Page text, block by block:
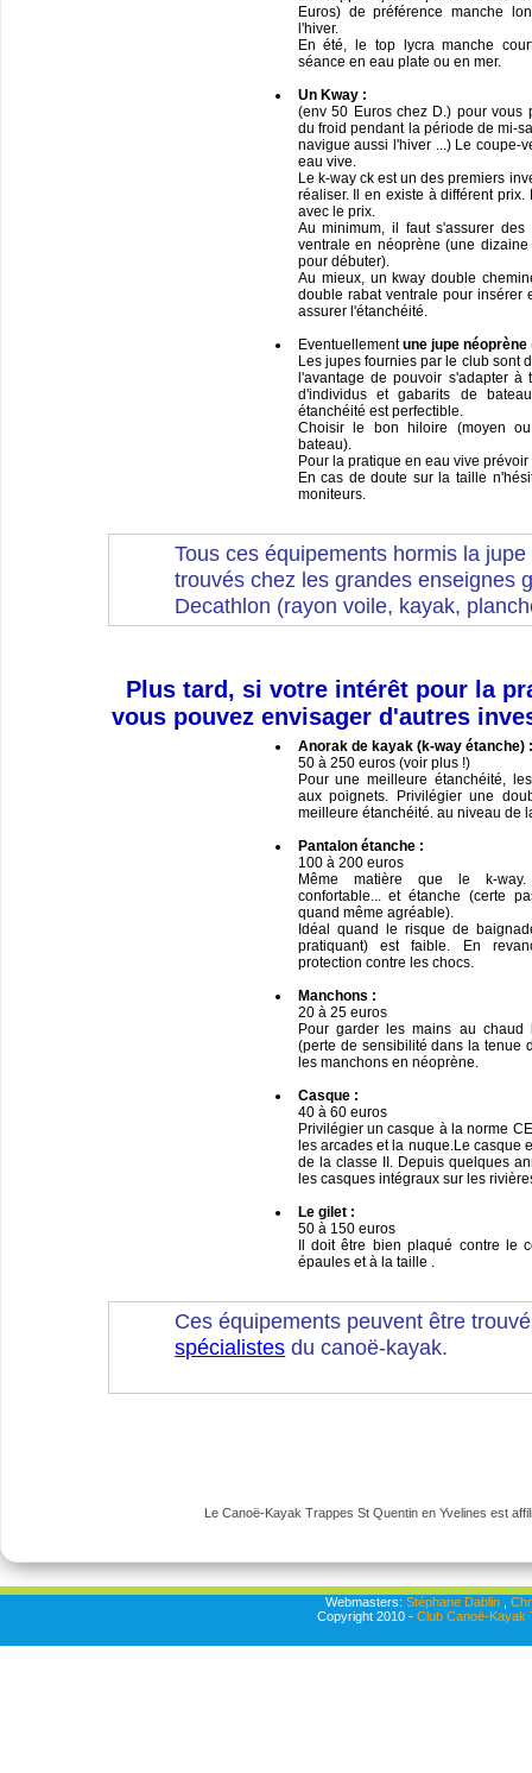
Euros) de préférence manche
l'hiver.
En été, le top lycra manche
séance en eau plate ou en mer.
Un Kway :
(env 50 Euros chez D.) pour vous
du froid pendant la période de mi-
navigue aussi l'hiver ...) Le coupe-
eau vive.
Le k-way ck est un des premiers
réaliser. Il en existe à différent
avec le prix.
Au minimum, il faut s'assurer
ventrale en néoprène (une
pour débuter).
Au mieux, un kway double
double rabat ventrale pour insérer
assurer l'étanchéité.
Eventuellementune jupe néoprène
Les jupes fournies par le club sont
l'avantage de pouvoir s'adapter à
d'individus et gabarits de
étanchéité est perfectible.
Choisir le bon hiloire (moyen
bateau).
Pour la pratique en eau vive
En cas de doute sur la taille
moniteurs.
Tous ces équipements hormis la
trouvés chez les grandes enseignes
Decathlon (rayon voile, kayak,
Plus tard, si votre intérêt pour la
vous pouvez envisager d'autres
Anorak de kayak (k-way étanche) :
50 à 250 euros (voir plus !)
Pour une meilleure étanchéité,
aux poignets. Privilégier une
meilleure étanchéité. au niveau de
Pantalon étanche :
100 à 200 euros
Même matière que le k-
confortable... et étanche (certe
quand même agréable).
Idéal quand le risque de
pratiquant) est faible. En
protection contre les chocs.
Manchons :
20 à 25 euros
Pour garder les mains au chaud
(perte de sensibilité dans la tenue
les manchons en néoprène.
Casque :
40 à 60 euros
Privilégier un casque à la norme
les arcades et la nuque.Le casque
de la classe II. Depuis quelques
les casques intégraux sur les
Le gilet :
50 à 150 euros
Il doit être bien plaqué contre le
épaules et à la taille .
Ces équipements peuvent être
spécialistes du canoë-kayak.
Le Canoë-Kayak Trappes St Quentin en Yvelines est
Webmasters: Stéphane Dablin,
Copyright 2010 - Club Canoë-Kayak